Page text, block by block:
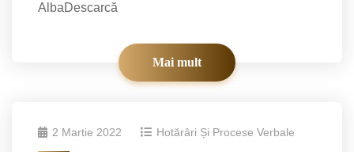
AlbaDescarcă
Mai mult
2 Martie 2022 Hotărâri Și Procese Verbale